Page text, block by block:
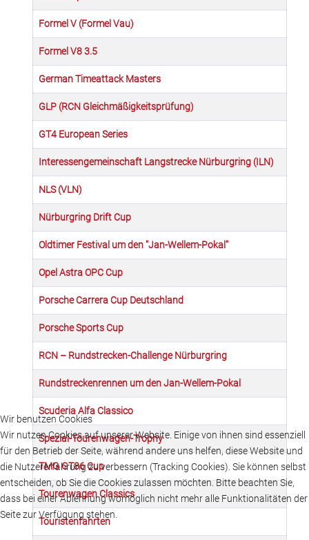
Formel V (Formel Vau)
Formel V8 3.5
German Timeattack Masters
GLP (RCN Gleichmäßigkeitsprüfung)
GT4 European Series
Interessengemeinschaft Langstrecke Nürburgring (ILN)
NLS (VLN)
Nürburgring Drift Cup
Oldtimer Festival um den "Jan-Wellem-Pokal"
Opel Astra OPC Cup
Porsche Carrera Cup Deutschland
Porsche Sports Cup
RCN – Rundstrecken-Challenge Nürburgring
Rundstreckenrennen um den Jan-Wellem-Pokal
Scuderia Alfa Classico
Spezial-Tourenwagen-Trophy
TMG GT86 Cup
Tourenwagen Classics
Touristenfahrten
Wir benutzen Cookies
Wir nutzen Cookies auf unserer Website. Einige von ihnen sind essenziell
für den Betrieb der Seite, während andere uns helfen, diese Website und
die Nutzererfahrung zu verbessern (Tracking Cookies). Sie können selbst
entscheiden, ob Sie die Cookies zulassen möchten. Bitte beachten Sie,
dass bei einer Ablehnung womöglich nicht mehr alle Funktionalitäten der
Seite zur Verfügung stehen.